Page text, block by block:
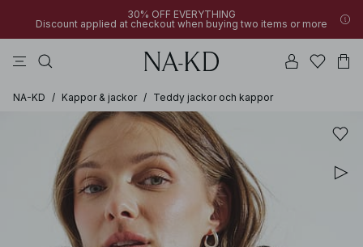
30% OFF EVERYTHING
Discount applied at checkout when buying two items or more
NA-KD / Kappor & jackor / Teddy jackor och kappor